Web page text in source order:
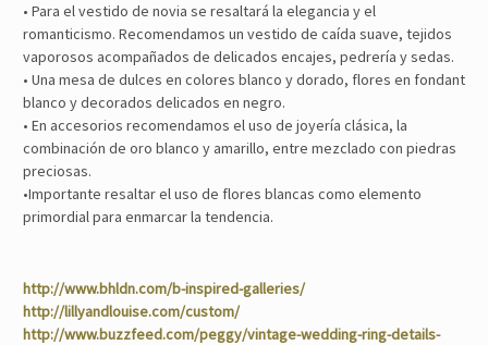
• Para el vestido de novia se resaltará la elegancia y el
romanticismo. Recomendamos un vestido de caída suave, tejidos
vaporosos acompañados de delicados encajes, pedrería y sedas.
• Una mesa de dulces en colores blanco y dorado, flores en fondant
blanco y decorados delicados en negro.
• En accesorios recomendamos el uso de joyería clásica, la
combinación de oro blanco y amarillo, entre mezclado con piedras
preciosas.
•Importante resaltar el uso de flores blancas como elemento
primordial para enmarcar la tendencia.
http://www.bhldn.com/b-inspired-galleries/
http://lillyandlouise.com/custom/
http://www.buzzfeed.com/peggy/vintage-wedding-ring-details-